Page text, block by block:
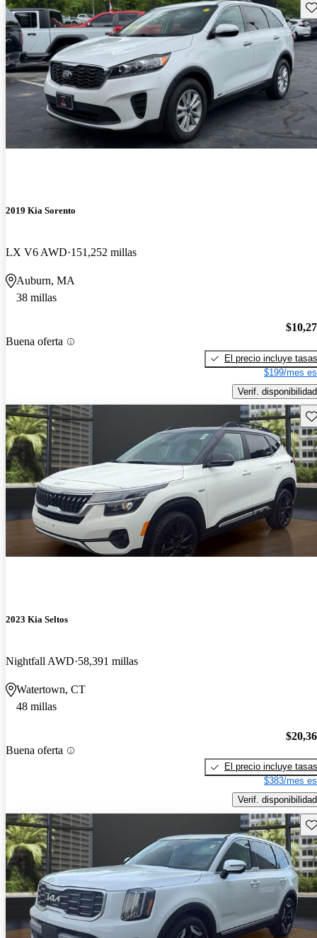
2019 Kia Sorento
LX V6 AWD 151,252 millas
Auburn, MA
38 millas
Buena oferta
El precio incluye tasas
$199/mes
Verif. disponibilidad
2023 Kia Seltos
Nightfall AWD 58,391 millas
Watertown, CT
48 millas
Buena oferta
El precio incluye tasas
$383/mes
Verif. disponibilidad